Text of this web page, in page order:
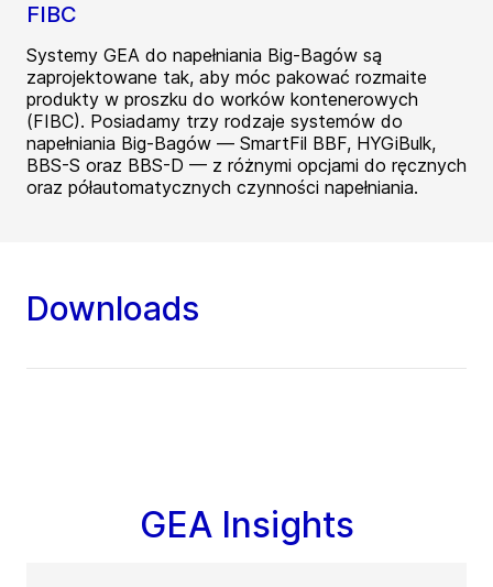
FIBC
Systemy GEA do napełniania Big-Bagów są
zaprojektowane tak, aby móc pakować rozmaite
produkty w proszku do worków kontenerowych
(FIBC). Posiadamy trzy rodzaje systemów do
napełniania Big-Bagów — SmartFil BBF, HYGiBulk,
BBS-S oraz BBS-D — z różnymi opcjami do ręcznych
oraz półautomatycznych czynności napełniania.
Downloads
GEA Insights